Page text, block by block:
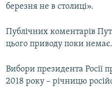
березня не в столиці».
Публічних коментарів
цього приводу поки немає.
Вибори президента Росії
2018 року – річницю